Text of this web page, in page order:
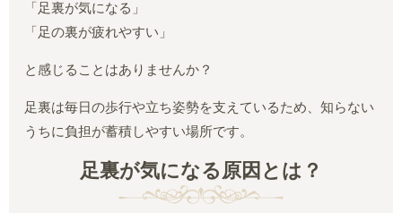
「足裏が気になる」
「足の裏が疲れやすい」
と感じることはありませんか？
足裏は毎日の歩行や立ち姿勢を支えているため、知らない
うちに負担が蓄積しやすい場所です。
足裏が気になる原因とは？